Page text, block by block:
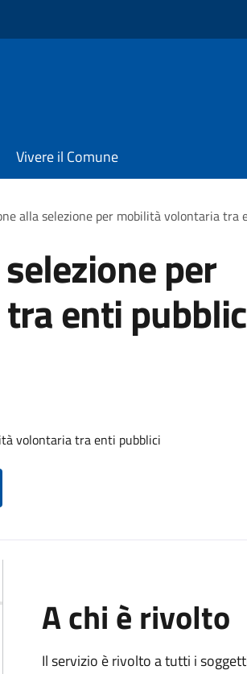
Vivere il Comune
alla selezione per mobilità volontaria tra
per
enti
volontaria tra enti pubblici
A chi è rivolto
Il servizio è rivolto a tutti i